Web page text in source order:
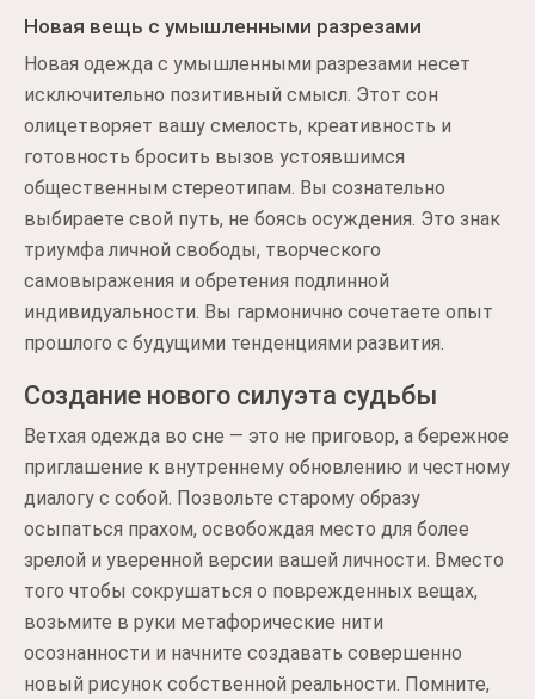
Новая вещь с умышленными разрезами
Новая одежда с умышленными разрезами несет
исключительно позитивный смысл. Этот сон
олицетворяет вашу смелость, креативность и
готовность бросить вызов устоявшимся
общественным стереотипам. Вы сознательно
выбираете свой путь, не боясь осуждения. Это знак
триумфа личной свободы, творческого
самовыражения и обретения подлинной
индивидуальности. Вы гармонично сочетаете опыт
прошлого с будущими тенденциями развития.
Создание нового силуэта судьбы
Ветхая одежда во сне — это не приговор, а бережное
приглашение к внутреннему обновлению и честному
диалогу с собой. Позвольте старому образу
осыпаться прахом, освобождая место для более
зрелой и уверенной версии вашей личности. Вместо
того чтобы сокрушаться о поврежденных вещах,
возьмите в руки метафорические нити
осознанности и начните создавать совершенно
новый рисунок собственной реальности. Помните,